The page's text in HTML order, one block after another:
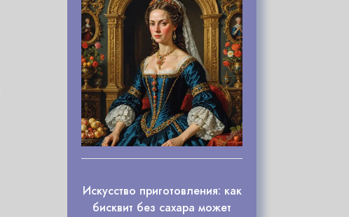
Искусство приготовления: как
бисквит без сахара может